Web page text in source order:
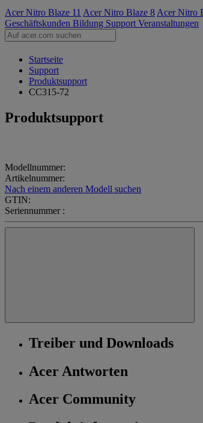
Acer Nitro Blaze 11 Acer Nitro Blaze 8 Acer Nitro
Geschäftskunden Bildung Support Veranstaltungen
Startseite
Support
Produktsupport
CC315-72
Produktsupport
Modellnummer:
Artikelnummer:
Nach einem anderen Modell suchen
GTIN:
Seriennummer :
Treiber und Downloads
Acer Antworten
Acer Community